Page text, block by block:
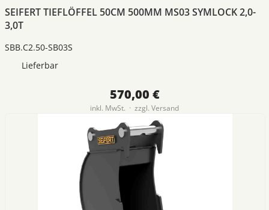
SEIFERT TIEFLÖFFEL 50CM 500MM MS03 SYMLOCK 2,0-
3,0T
SBB.C2.50-SB03S
Lieferbar
570,00 €
inkl. MwSt. · zzgl. Versand